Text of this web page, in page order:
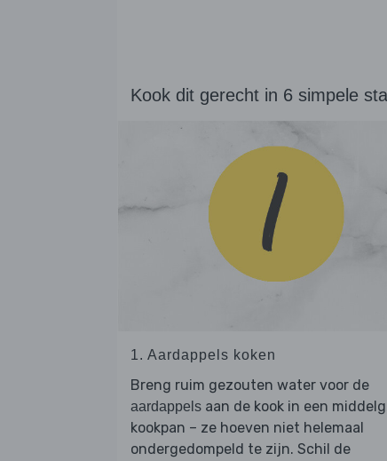
Kook dit gerecht in 6 simpele
1. Aardappels koken
Breng ruim gezouten water voor de
aardappels aan de kook in een
kookpan – ze hoeven niet helemaal
ondergedompeld te zijn. Schil de